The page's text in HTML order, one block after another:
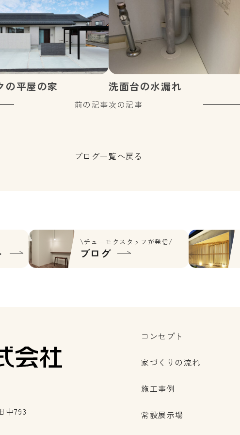
の平屋の家
前の記事
洗面台の水漏れ
次の記事
ブログ一覧へ戻る
\チューモクスタッフが発信/
ブログ
中793
コンセプト
家づくりの流れ
施工事例
常設展示場